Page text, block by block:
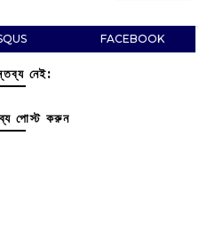
FACEBOOK
নেই:
পোস্ট করুন